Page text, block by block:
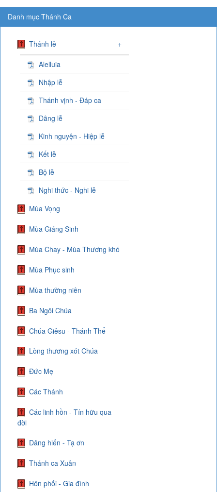
Danh mục Thánh Ca
Thánh lễ +
Alelluia
Nhập lễ
Thánh vịnh - Đáp ca
Dâng lễ
Kinh nguyện - Hiệp lễ
Kết lễ
Bộ lễ
Nghi thức - Nghi lễ
Mùa Vọng
Mùa Giáng Sinh
Mùa Chay - Mùa Thương khó
Mùa Phục sinh
Mùa thường niên
Ba Ngôi Chúa
Chúa Giêsu - Thánh Thể
Lòng thương xót Chúa
Đức Mẹ
Các Thánh
Các linh hồn - Tín hữu qua
đời
Dâng hiến - Tạ ơn
Thánh ca Xuân
Hôn phối - Gia đình